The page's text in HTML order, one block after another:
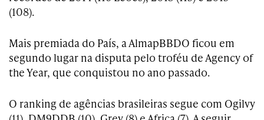
(108).
Mais premiada do País, a AlmapBBDO ficou em
segundo lugar na disputa pelo troféu de Agency of
the Year, que conquistou no ano passado.
O ranking de agências brasileiras segue com Ogilvy